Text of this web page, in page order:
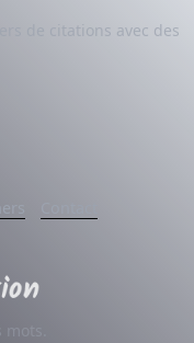
de citations avec des